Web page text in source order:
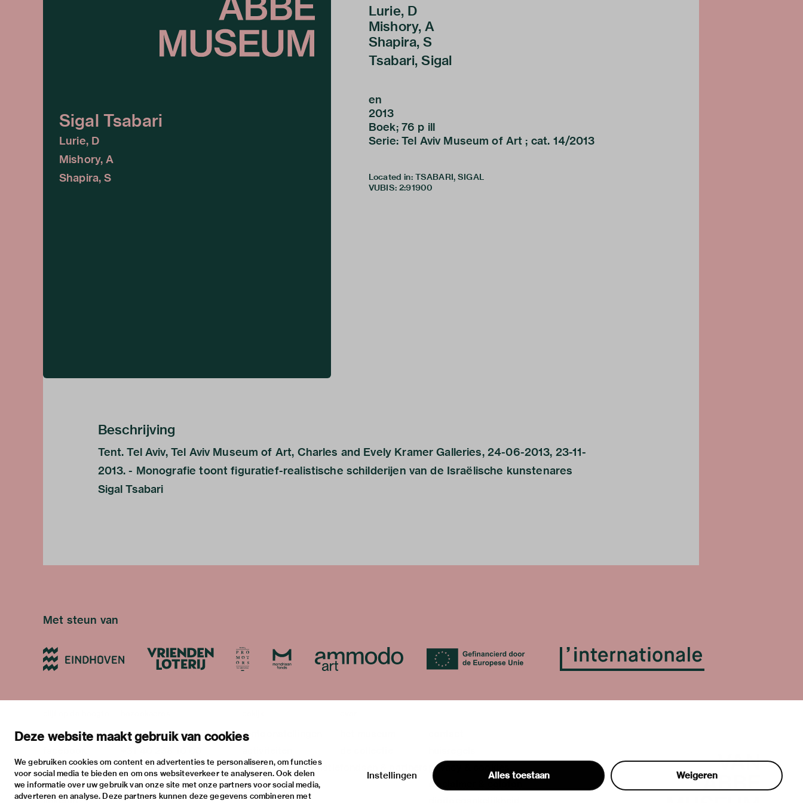
Deze website maakt gebruik van cookies
We gebruiken cookies om content en advertenties te personaliseren, om functies
voor social media te bieden en om ons websiteverkeer te analyseren. Ook delen
we informatie over uw gebruik van onze site met onze partners voor social media,
adverteren en analyse. Deze partners kunnen deze gegevens combineren met
Alles toestaan Weigeren
Instellingen
Sigal Tsabari
Lurie, D
Mishory, A
Shapira, S
Lurie, D
Mishory, A
Shapira, S
Tsabari, Sigal
en
2013
Boek; 76 p ill
Serie: Tel Aviv Museum of Art ; cat. 14/2013
Located in: TSABARI, SIGAL
VUBIS: 2:91900
Beschrijving
Tent. Tel Aviv, Tel Aviv Museum of Art, Charles and Evely Kramer Galleries, 24-06-2013, 23-11-
2013. - Monografie toont figuratief-realistische schilderijen van de Israëlische kunstenares
Sigal Tsabari
Met steun van
nieuwsbrief
instagram
twitter
stratumsedijk 2 eindhoven
info@vanabbemuseum.nl
tentoonstellingen
praktische informatie
privacy & cookies
disclaimer & colofon